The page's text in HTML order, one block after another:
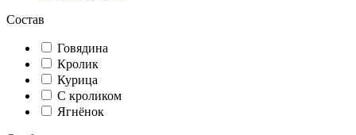
Состав
Говядина
Кролик
Курица
С кроликом
Ягнёнок